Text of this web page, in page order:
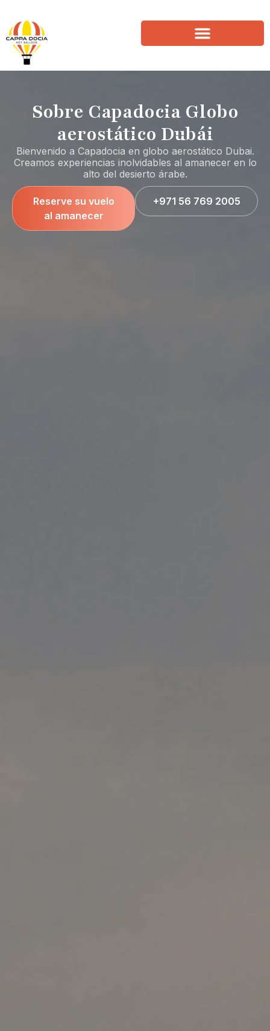
Sobre Capadocia Globo
aerostático Dubái
Bienvenido a Capadocia en globo aerostático Dubai.
Creamos experiencias inolvidables al amanecer en lo
alto del desierto árabe.
Reserve su vuelo
al amanecer
+971 56 769 2005